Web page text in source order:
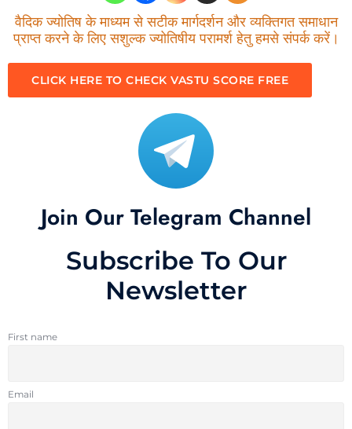
वैदिक ज्योतिष के माध्यम से सटीक मार्गदर्शन और व्यक्तिगत समाधान
प्राप्त करने के लिए सशुल्क ज्योतिषीय परामर्श हेतु हमसे संपर्क करें।
CLICK HERE TO CHECK VASTU SCORE FREE
Join Our Telegram Channel
Subscribe To Our
Newsletter
First name
Email